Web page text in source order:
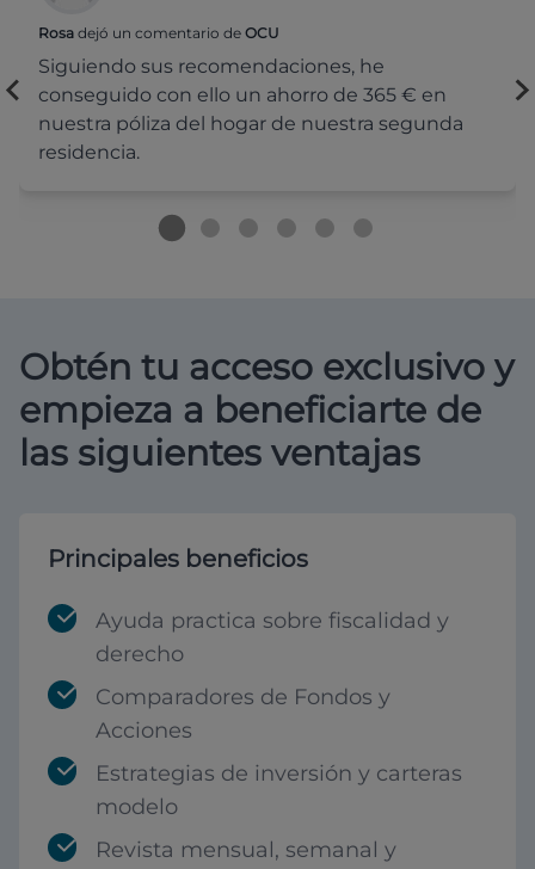
Rosa dejó un comentario de OCU
Siguiendo sus recomendaciones, he
conseguido con ello un ahorro de 365 € en
nuestra póliza del hogar de nuestra segunda
residencia.
Obtén tu acceso exclusivo y
empieza a beneficiarte de
las siguientes ventajas
Principales beneficios
Ayuda practica sobre fiscalidad y
derecho
Comparadores de Fondos y
Acciones
Estrategias de inversión y carteras
modelo
Revista mensual, semanal y